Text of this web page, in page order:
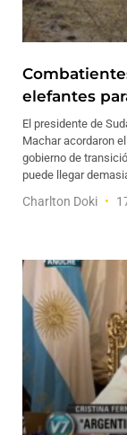
elefantes
El presidente de
Machar acordaron
gobierno de
puede llegar
Charlton Doki